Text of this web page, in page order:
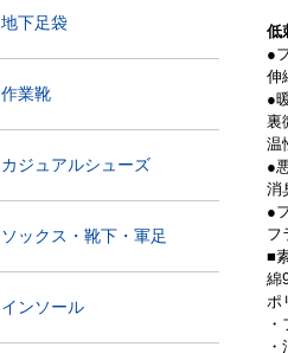
地下足袋
作業靴
カジュアルシューズ
ソックス・靴下・軍足
インソール
低
●
伸
●
裏
温
●
消
●
フ
■
綿
ポ